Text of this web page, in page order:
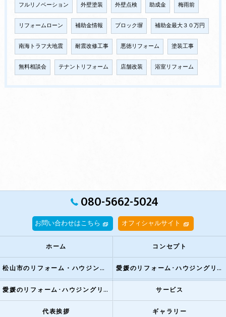
フルリノベーション 外壁塗装 外壁点検 助成金 梅雨前
リフォームローン 補助金情報 ブロック塀 補助金最大３０万円
南海トラフ大地震 耐震改修工事 悪徳リフォーム 塗装工事
無料相談会 テナントリフォーム 店舗改装 浴室リフォーム
080-5662-5024
お問い合わせはこちら オフィシャルサイト
ホーム コンセプト
松山市のリフォーム・ハウジングリペア越智とは？ 愛媛のリフォーム･ハウジングリペア越智の評判
愛媛のリフォーム･ハウジングリペア越智のお客様の声 サービス
代表挨拶 ギャラリー